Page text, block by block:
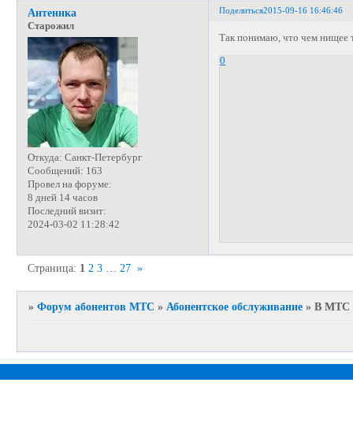
Поделиться2015-09-16 16:46:46
Антеннка
Старожил
Откуда: Санкт-Петербург
Сообщений: 163
Провел на форуме:
8 дней 14 часов
Последний визит:
2024-03-02 11:28:42
Так понимаю, что чем нищее
0
Страница: 1 2 3 27 »
»Форум абонентов МТС » Абонентское обслуживание »В МТС